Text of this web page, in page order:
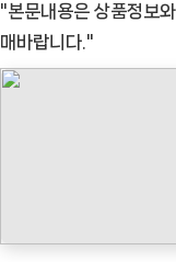
"본문내용은 상품정보
매바랍니다."